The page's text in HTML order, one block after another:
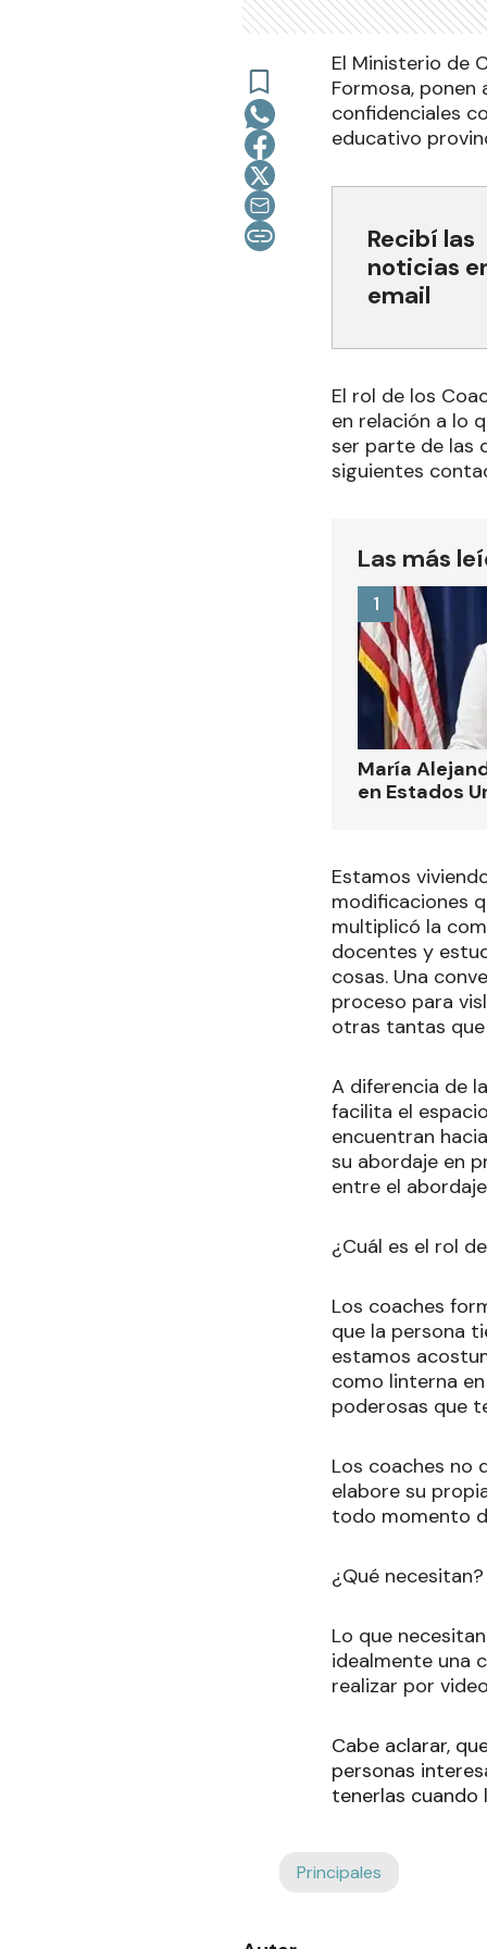
El Ministerio de
Formosa,
confidenciales
educativo
Recibí las
noticias
email
El rol de los
en relación a lo
ser parte de las
siguientes
Las más
María
en Estados
1
Estamos
modificaciones
multiplicó la
docentes y
cosas. Una
proceso para
otras tantas
A diferencia de
facilita el
encuentran
su abordaje en
entre el
¿Cuál es el rol
Los coaches
que la persona
estamos
como linterna
poderosas que
Los coaches no
elabore su
todo momento
¿Qué necesitan?
Lo que
idealmente una
realizar por
Cabe aclarar,
personas
tenerlas cuando
Principales